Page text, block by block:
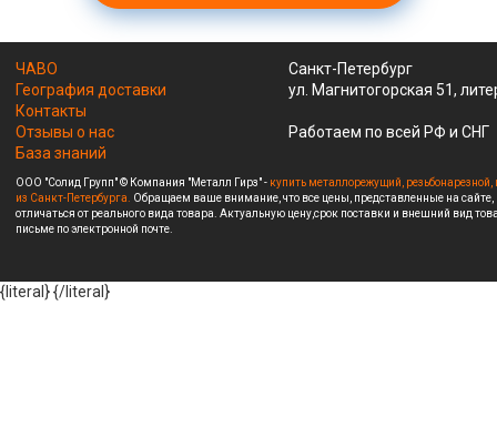
ЧАВО
География доставки
Контакты
Отзывы о нас
База знаний
Санкт-Петербург
ул. Магнитогорская 51,
Работаем по всей РФ и СНГ
ООО "Солид Групп" © Компания "Металл Гирз" - купить металлорежущий,
из Санкт-Петербурга. Обращаем ваше внимание, что все цены, представленные на
отличаться от реального вида товара. Актуальную цену,срок поставки и внешний вид
письме по электронной почте.
{literal}{/literal}